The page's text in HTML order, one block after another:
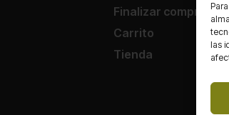
las
Finalizar compra
Carrito
Tienda